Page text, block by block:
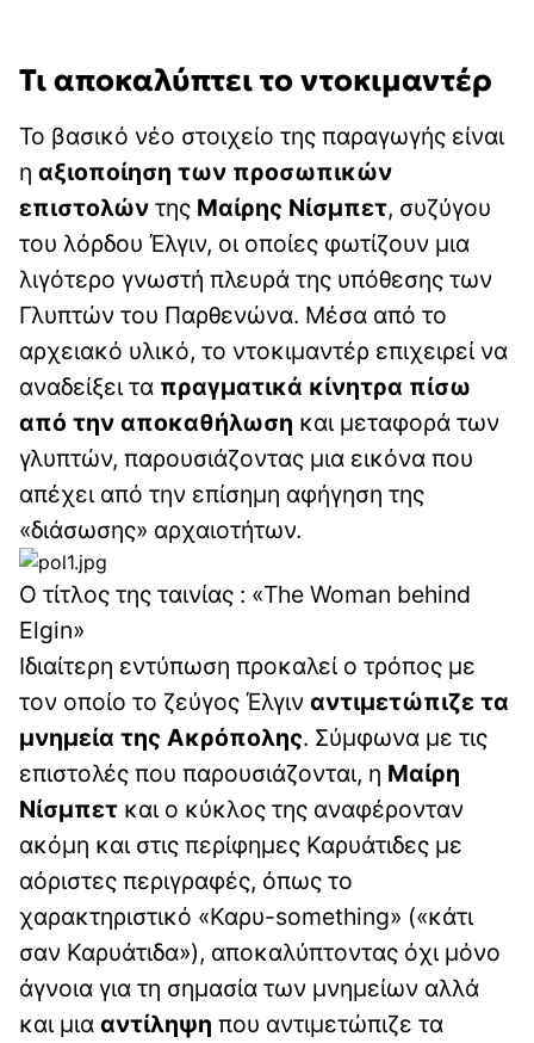
Τι αποκαλύπτει το ντοκιμαντέρ
Το βασικό νέο στοιχείο της παραγωγής είναι
η αξιοποίηση των προσωπικών
επιστολών της Μαίρης Νίσμπετ, συζύγου
του λόρδου Έλγιν, οι οποίες φωτίζουν μια
λιγότερο γνωστή πλευρά της υπόθεσης των
Γλυπτών του Παρθενώνα. Μέσα από το
αρχειακό υλικό, το ντοκιμαντέρ επιχειρεί να
αναδείξει τα πραγματικά κίνητρα πίσω
από την αποκαθήλωση και μεταφορά των
γλυπτών, παρουσιάζοντας μια εικόνα που
απέχει από την επίσημη αφήγηση της
«διάσωσης» αρχαιοτήτων.
Ο τίτλος της ταινίας : «The Woman behind
Elgin»
Ιδιαίτερη εντύπωση προκαλεί ο τρόπος με
τον οποίο το ζεύγος Έλγιν αντιμετώπιζε τα
μνημεία της Ακρόπολης. Σύμφωνα με τις
επιστολές που παρουσιάζονται, η Μαίρη
Νίσμπετ και ο κύκλος της αναφέρονταν
ακόμη και στις περίφημες Καρυάτιδες με
αόριστες περιγραφές, όπως το
χαρακτηριστικό «Καρυ-something» («κάτι
σαν Καρυάτιδα»), αποκαλύπτοντας όχι μόνο
άγνοια για τη σημασία των μνημείων αλλά
και μια αντίληψη που αντιμετώπιζε τα